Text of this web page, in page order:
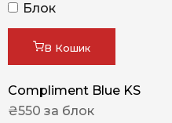
Блок
В Кошик
Compliment Blue KS
₴550 за блок